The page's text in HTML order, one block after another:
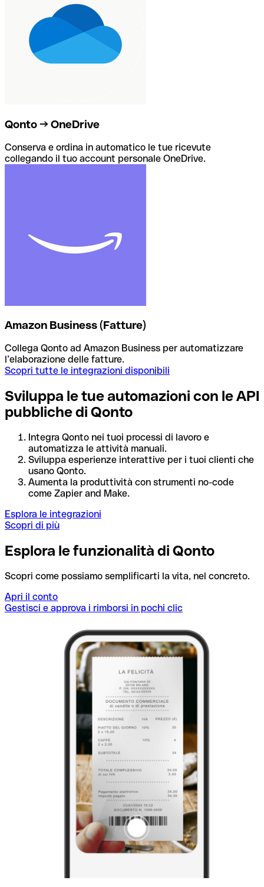
Qonto → OneDrive
Conserva e ordina in automatico le tue ricevute
collegando il tuo account personale OneDrive.
Amazon Business (Fatture)
Collega Qonto ad Amazon Business per automatizzare
l’elaborazione delle fatture.
Scopri tutte le integrazioni disponibili
Sviluppa le tue automazioni con le API
pubbliche di Qonto
Integra Qonto nei tuoi processi di lavoro e
automatizza le attività manuali.
Sviluppa esperienze interattive per i tuoi clienti che
usano Qonto.
Aumenta la produttività con strumenti no-code
come Zapier and Make.
Esplora le integrazioni
Scopri di più
Esplora le funzionalità di Qonto
Scopri come possiamo semplificarti la vita, nel concreto.
Apri il conto
Gestisci e approva i rimborsi in pochi clic